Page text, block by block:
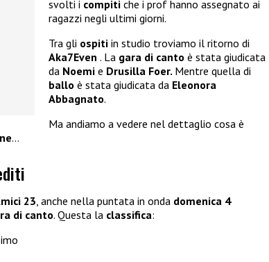
svolti i compiti che i prof hanno assegnato ai
ragazzi negli ultimi giorni.
Tra gli ospiti in studio troviamo il ritorno di
Aka7Even . La gara di canto è stata giudicata
da Noemi e Drusilla Foer. Mentre quella di
ballo è stata giudicata da Eleonora
Abbagnato.
Ma andiamo a vedere nel dettaglio cosa è
…
23, anche nella puntata in onda domenica 4
di canto. Questa la classifica: